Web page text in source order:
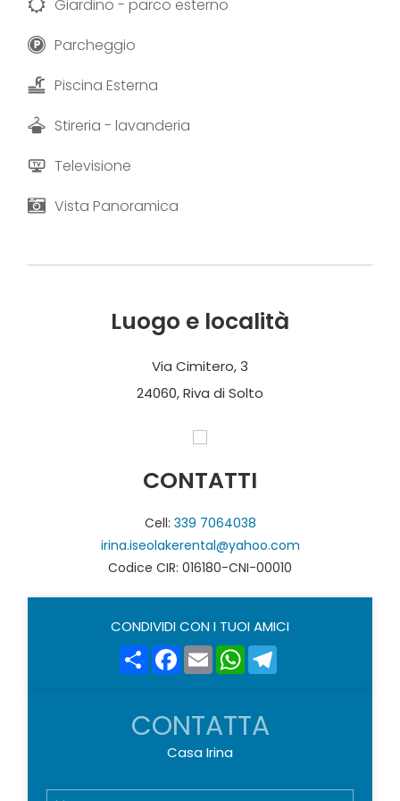
Giardino - parco esterno
Parcheggio
Piscina Esterna
Stireria - lavanderia
Televisione
Vista Panoramica
Luogo e località
Via Cimitero, 3
24060, Riva di Solto
CONTATTI
Cell: 339 7064038
irina.iseolakerental@yahoo.com
Codice CIR: 016180-CNI-00010
CONDIVIDI CON I TUOI AMICI
ShareFacebook
EmailWhatsApp
CONTATTA
Casa Irina
N